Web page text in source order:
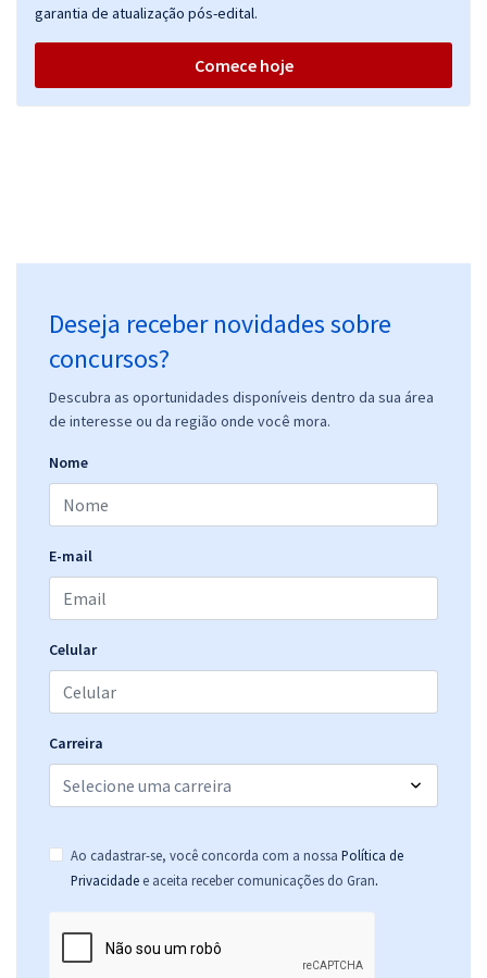
garantia de atualização pós-edital.
Comece hoje
Deseja receber novidades sobre
concursos?
Descubra as oportunidades disponíveis dentro da sua área
de interesse ou da região onde você mora.
Nome
E-mail
Celular
Carreira
Ao cadastrar-se, você concorda com a nossa Política de
Privacidade e aceita receber comunicações do Gran.